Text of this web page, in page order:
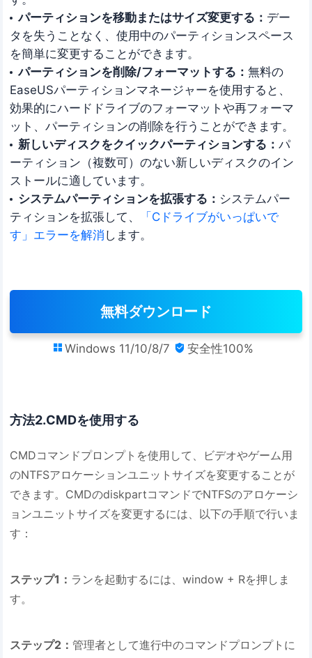
パーティションを移動またはサイズ変更する： デー
タを失うことなく、使用中のパーティションスペース
を簡単に変更することができます。
パーティションを削除/フォーマットする： 無料の
EaseUSパーティションマネージャーを使用すると、
効果的にハードドライブのフォーマットや再フォーマ
ット、パーティションの削除を行うことができます。
新しいディスクをクイックパーティションする： パ
ーティション（複数可）のない新しいディスクのイン
ストールに適しています。
システムパーティションを拡張する： システムパー
ティションを拡張して、
「Cドライブがいっぱいで
す」エラーを解消 します。
無料ダウンロード
 Windows 11/10/8/7  安全性100%
方法2.CMDを使用する
CMDコマンドプロンプトを使用して、ビデオやゲーム用
のNTFSアロケーションユニットサイズを変更することが
できます。CMDのdiskpartコマンドでNTFSのアロケーシ
ョンユニットサイズを変更するには、以下の手順で行いま
す：
ステップ1： ランを起動するには、window + Rを押しま
す。
ステップ2：管理者として進行中のコマンドプロンプトに